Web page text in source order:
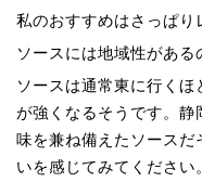
私のおすすめはさっぱり
ソースには地域性がある
ソースは通常東に行く
が強くなるそうです。
味を兼ね備えたソース
いを感じてみてください。